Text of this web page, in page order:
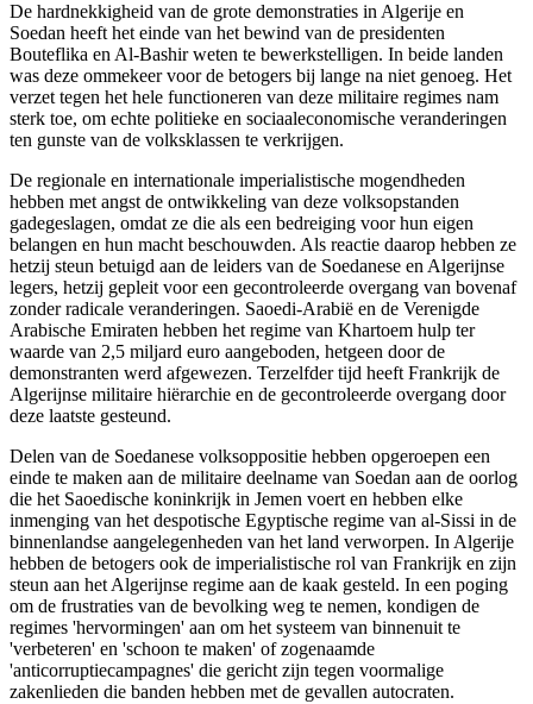
De hardnekkigheid van de grote demonstraties in Algerije en
Soedan heeft het einde van het bewind van de presidenten
Bouteflika en Al-Bashir weten te bewerkstelligen. In beide landen
was deze ommekeer voor de betogers bij lange na niet genoeg. Het
verzet tegen het hele functioneren van deze militaire regimes nam
sterk toe, om echte politieke en sociaaleconomische veranderingen
ten gunste van de volksklassen te verkrijgen.
De regionale en internationale imperialistische mogendheden
hebben met angst de ontwikkeling van deze volksopstanden
gadegeslagen, omdat ze die als een bedreiging voor hun eigen
belangen en hun macht beschouwden. Als reactie daarop hebben ze
hetzij steun betuigd aan de leiders van de Soedanese en Algerijnse
legers, hetzij gepleit voor een gecontroleerde overgang van bovenaf
zonder radicale veranderingen. Saoedi-Arabië en de Verenigde
Arabische Emiraten hebben het regime van Khartoem hulp ter
waarde van 2,5 miljard euro aangeboden, hetgeen door de
demonstranten werd afgewezen. Terzelfder tijd heeft Frankrijk de
Algerijnse militaire hiërarchie en de gecontroleerde overgang door
deze laatste gesteund.
Delen van de Soedanese volksoppositie hebben opgeroepen een
einde te maken aan de militaire deelname van Soedan aan de oorlog
die het Saoedische koninkrijk in Jemen voert en hebben elke
inmenging van het despotische Egyptische regime van al-Sissi in de
binnenlandse aangelegenheden van het land verworpen. In Algerije
hebben de betogers ook de imperialistische rol van Frankrijk en zijn
steun aan het Algerijnse regime aan de kaak gesteld. In een poging
om de frustraties van de bevolking weg te nemen, kondigen de
regimes 'hervormingen' aan om het systeem van binnenuit te
'verbeteren' en 'schoon te maken' of zogenaamde
'anticorruptiecampagnes' die gericht zijn tegen voormalige
zakenlieden die banden hebben met de gevallen autocraten.